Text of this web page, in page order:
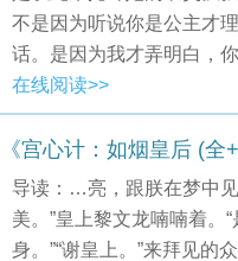
不是因为听说你是公主才
话。是因为我才弄明白，
在线阅读>>
《宫心计：如烟皇后 (全
导读：…亮，跟朕在梦中
美。”皇上黎文龙喃喃着。
身。”“谢皇上。”来拜见的